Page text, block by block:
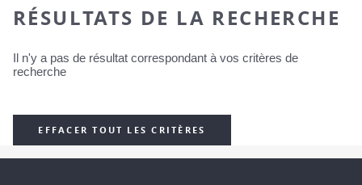
RÉSULTATS DE LA RECHERCHE
Il n'y a pas de résultat correspondant à vos critères de
recherche
EFFACER TOUT LES CRITÈRES